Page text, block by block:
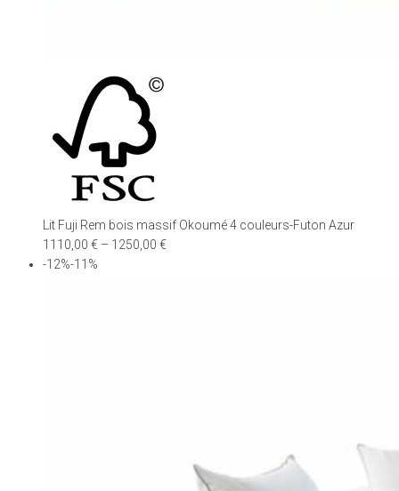
Lit Fuji Rem bois massif Okoumé 4 couleurs-Futon Azur
1110,00 € – 1250,00 €
-12%-11%